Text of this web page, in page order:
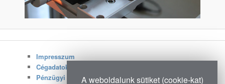
Impresszum
Cégadatok
Pénzügyi adatokA weboldalunk sütiket (cookie-kat)